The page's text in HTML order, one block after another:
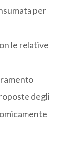
per
le relative
degli